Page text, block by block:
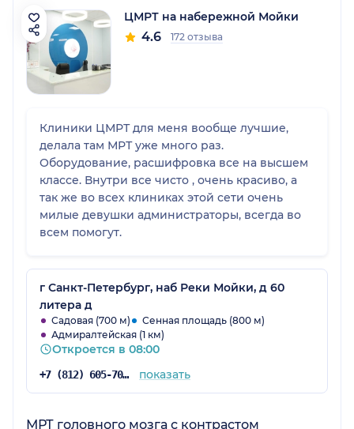
ЦМРТ на набережной Мойки
4.6 172 отзыва
Клиники ЦМРТ для меня вообще лучшие,
делала там МРТ уже много раз.
Оборудование, расшифровка все на высшем
классе. Внутри все чисто , очень красиво, а
так же во всех клиниках этой сети очень
милые девушки администраторы, всегда во
всем помогут.
г Санкт-Петербург, наб Реки Мойки, д 60
литера д
Садовая (700 м)
Сенная площадь (800 м)
Адмиралтейская (1 км)
Откроется в 08:00
+7 (812) 605-70-67 показать
МРТ головного мозга с контрастом